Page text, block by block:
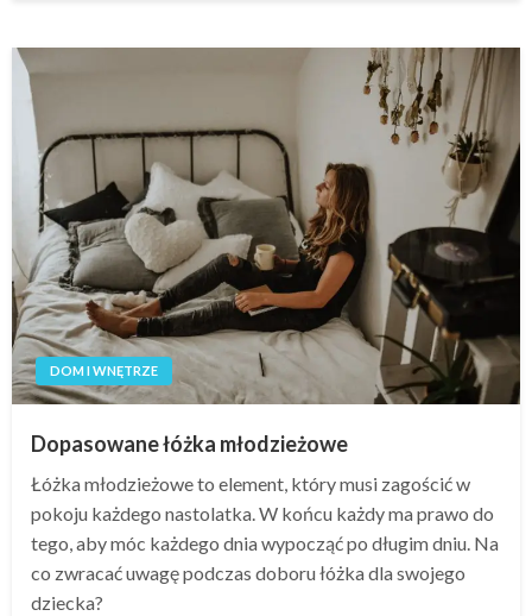
DOM I WNĘTRZE
Dopasowane łóżka młodzieżowe
Łóżka młodzieżowe to element, który musi zagościć w
pokoju każdego nastolatka. W końcu każdy ma prawo do
tego, aby móc każdego dnia wypocząć po długim dniu. Na
co zwracać uwagę podczas doboru łóżka dla swojego
dziecka?